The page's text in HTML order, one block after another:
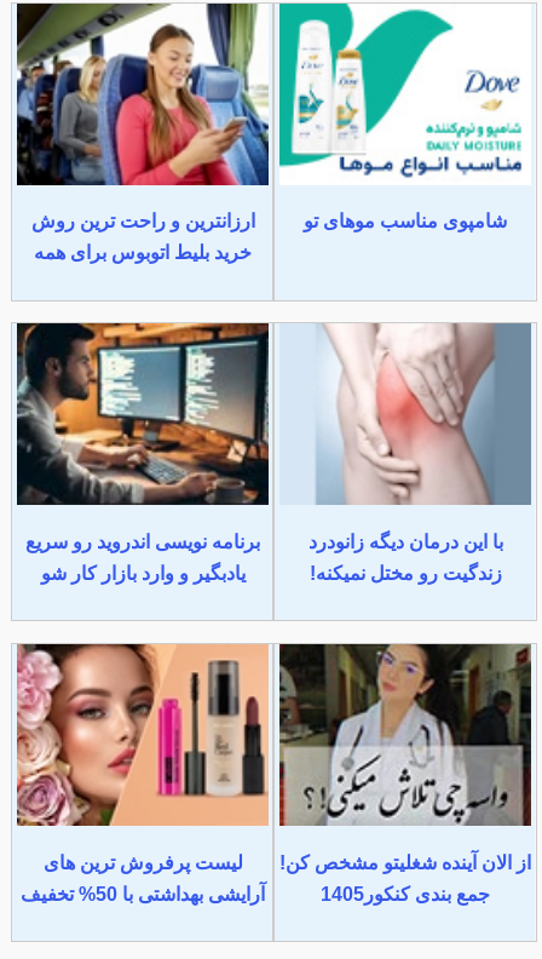
شامپوی مناسب موهای تو
ارزانترین و راحت ترین روش
خرید بلیط اتوبوس برای همه
با این درمان دیگه زانودرد
زندگیت رو مختل نمیکنه!
برنامه نویسی اندروید رو سریع
یادبگیر و وارد بازار کار شو
از الان آینده شغلیتو مشخص کن!
جمع بندی کنکور1405
لیست پرفروش ترین های
آرایشی بهداشتی با 50% تخفیف